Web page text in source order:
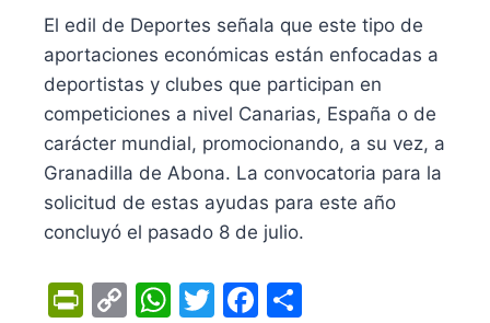
El edil de Deportes señala que este tipo de
aportaciones económicas están enfocadas a
deportistas y clubes que participan en
competiciones a nivel Canarias, España o de
carácter mundial, promocionando, a su vez, a
Granadilla de Abona. La convocatoria para la
solicitud de estas ayudas para este año
concluyó el pasado 8 de julio.
Pr C
W T
F